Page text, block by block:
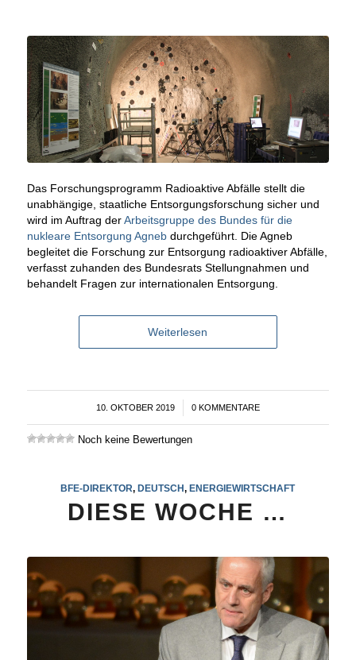
Das Forschungsprogramm Radioaktive Abfälle stellt die
unabhängige, staatliche Entsorgungsforschung sicher und
wird im Auftrag derArbeitsgruppe des Bundes für die
nukleare Entsorgung Agnebdurchgeführt. Die Agneb
begleitet die Forschung zur Entsorgung radioaktiver Abfälle,
verfasst zuhanden des Bundesrats Stellungnahmen und
behandelt Fragen zur internationalen Entsorgung.
Weiterlesen
10. OKTOBER 2019
/ 0 KOMMENTARE
Noch keine Bewertungen
BFE-DIREKTOR, DEUTSCH, ENERGIEWIRTSCHAFT
DIESE WOCHE …